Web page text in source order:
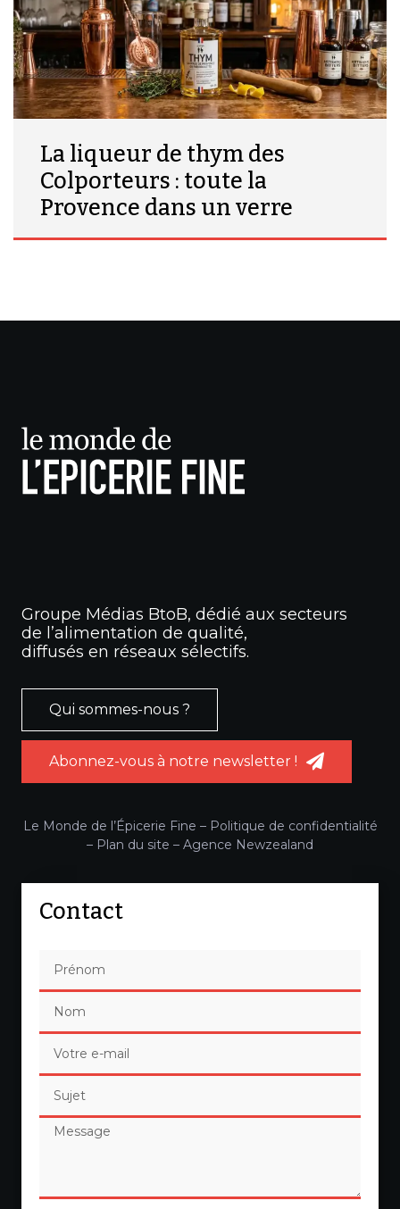
La liqueur de thym des
Colporteurs : toute la
Provence dans un verre
Groupe Médias BtoB, dédié aux secteurs
de l’alimentation de qualité,
diffusés en réseaux sélectifs.
Qui sommes-nous ?
Abonnez-vous à notre newsletter !
Le Monde de l’Épicerie Fine – Politique de confidentialité
– Plan du site – Agence Newzealand
Contact